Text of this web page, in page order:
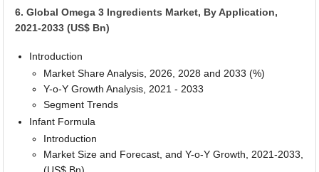
6. Global Omega 3 Ingredients Market, By Application,
2021-2033 (US$ Bn)
Introduction
Market Share Analysis, 2026, 2028 and 2033 (%)
Y-o-Y Growth Analysis, 2021 - 2033
Segment Trends
Infant Formula
Introduction
Market Size and Forecast, and Y-o-Y Growth, 2021-2033,